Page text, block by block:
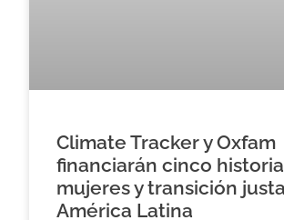
Climate Tracker y Oxfam
financiarán cinco
mujeres y transición
América Latina